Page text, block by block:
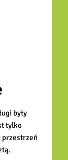
były
tylko
przestrzeń